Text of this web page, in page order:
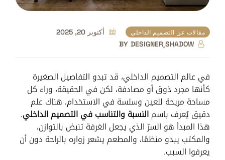
مقالات عن التصميم الداخلي
أكتوبر 20, 2025
BY DESIGNER ٍSHADOW
في عالم التصميم الداخلي، قد تبدو التفاصيل الصغيرة
كأنها مجرد ذوق أو مصادفة، لكن في الحقيقة، وراء كل
مساحة مريحة للعين وسلسة في الاستخدام، هناك علم
دقيق يُعرف باسمالنسبة والتناسب في التصميم الداخلي.
هذا المبدأ هو السرّ الذي يجعل الغرفة تنبض بالتوازن،
والمكتب يبدو منظمًا، والمطعم يشعر زواره بالراحة دون أن
يعرفوا السبب.